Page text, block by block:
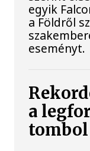
egyik
a Földről
eseményt.
a
tombol